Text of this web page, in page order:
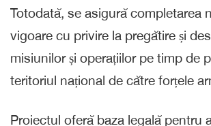
Totodată, se asigură completarea
vigoare cu privire la pregătire și
misiunilor și operațiilor pe timp de
teritoriul național de către forțele
Proiectul oferă baza legală pentru